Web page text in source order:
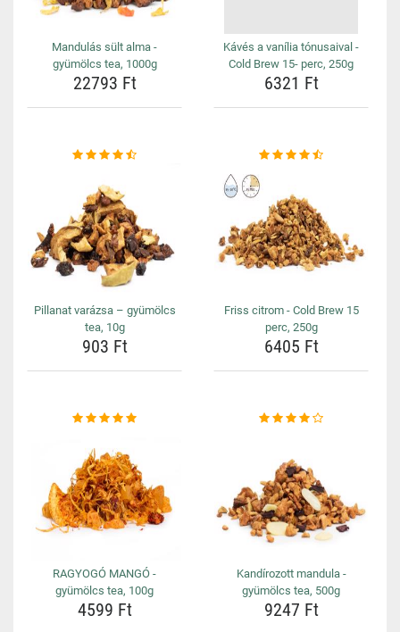
Mandulás sült alma -
gyümölcs tea, 1000g
22793 Ft
Kávés a vanília tónusaival -
Cold Brew 15- perc, 250g
6321 Ft
Pillanat varázsa – gyümölcs
tea, 10g
903 Ft
Friss citrom - Cold Brew 15
perc, 250g
6405 Ft
RAGYOGÓ MANGÓ -
gyümölcs tea, 100g
4599 Ft
Kandírozott mandula -
gyümölcs tea, 500g
9247 Ft